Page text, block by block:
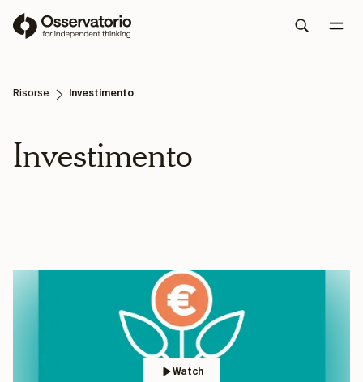
Risorse Investimento
Investimento
Watch